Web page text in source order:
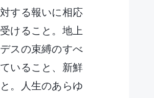
する報いに相応
けること。地上
スの束縛のすべ
いること、新鮮
。人生のあらゆ